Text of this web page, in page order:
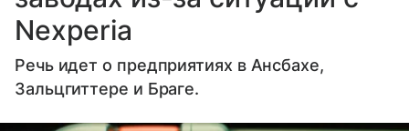
Nexperia
Речь идет о предприятиях в Ансбахе,
Зальцгиттере и Браге.